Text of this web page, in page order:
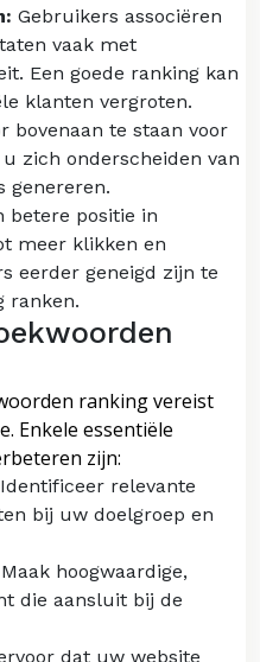
Gebruikers associëren
vaak met
Een goede ranking kan
klanten vergroten.
bovenaan te staan voor
zich onderscheiden van
genereren.
betere positie in
meer klikken en
eerder geneigd zijn te
ranken.
ranking vereist
Enkele essentiële
zijn:
Identificeer relevante
bij uw doelgroep en
Maak hoogwaardige,
die aansluit bij de
dat uw website